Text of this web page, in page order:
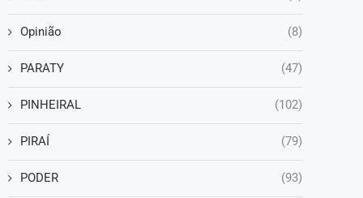
Opinião (8)
PARATY (47)
PINHEIRAL (102)
PIRAÍ (79)
PODER (93)